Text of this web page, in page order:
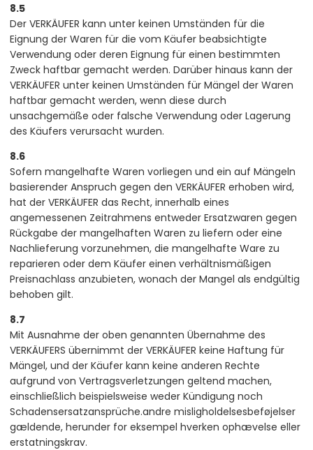
8.5
Der VERKÄUFER kann unter keinen Umständen für die
Eignung der Waren für die vom Käufer beabsichtigte
Verwendung oder deren Eignung für einen bestimmten
Zweck haftbar gemacht werden. Darüber hinaus kann der
VERKÄUFER unter keinen Umständen für Mängel der Waren
haftbar gemacht werden, wenn diese durch
unsachgemäße oder falsche Verwendung oder Lagerung
des Käufers verursacht wurden.
8.6
Sofern mangelhafte Waren vorliegen und ein auf Mängeln
basierender Anspruch gegen den VERKÄUFER erhoben wird,
hat der VERKÄUFER das Recht, innerhalb eines
angemessenen Zeitrahmens entweder Ersatzwaren gegen
Rückgabe der mangelhaften Waren zu liefern oder eine
Nachlieferung vorzunehmen, die mangelhafte Ware zu
reparieren oder dem Käufer einen verhältnismäßigen
Preisnachlass anzubieten, wonach der Mangel als endgültig
behoben gilt.
8.7
Mit Ausnahme der oben genannten Übernahme des
VERKÄUFERS übernimmt der VERKÄUFER keine Haftung für
Mängel, und der Käufer kann keine anderen Rechte
aufgrund von Vertragsverletzungen geltend machen,
einschließlich beispielsweise weder Kündigung noch
Schadensersatzansprüche.andre misligholdelsesbeføjelser
gældende, herunder for eksempel hverken ophævelse eller
erstatningskrav.